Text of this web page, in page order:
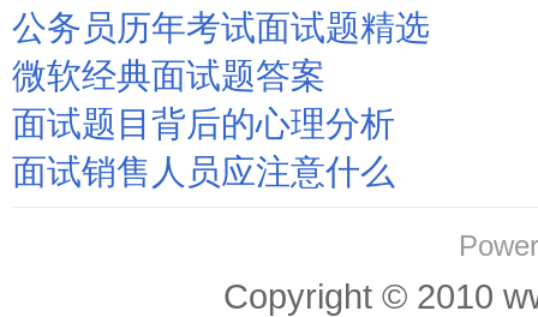
公务员历年考试面试题精选
微软经典面试题答案
面试题目背后的心理分析
面试销售人员应注意什么
Copyright © 2010